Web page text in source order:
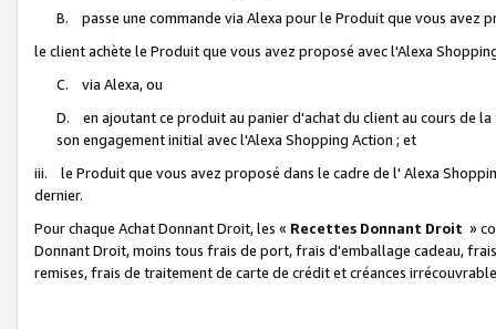
B. passe une commande via Alexa pour le Produit que vous avez
le client achète le Produit que vous avez proposé avec l'Alexa
C. via Alexa, ou
D. en ajoutant ce produit au panier d'achat du client au cours de
son engagement initial avec l'Alexa Shopping Action ; et
iii. le Produit que vous avez proposé dans le cadre de l' Alexa
dernier.
Pour chaque Achat Donnant Droit, les « Recettes Donnant Droit »
Donnant Droit, moins tous frais de port, frais d'emballage cadeau,
remises, frais de traitement de carte de crédit et créances